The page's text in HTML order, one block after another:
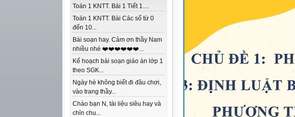
Toán 1 KNTT. Bài 1 Tiết 1....
Toán 1 KNTT. Bài Các số từ 0
đến 10...
Bài soạn hay. Cảm ơn thầy Nam
nhiều nhé ❤️❤️❤️❤️❤️❤️...
Kế hoạch bài soạn giáo án lớp 1
theo SGK...
Ngày hè không biết đi đâu chơi,
vào trang thầy...
Chào bạn N, tài liệu siêu hay và
chỉn chu...